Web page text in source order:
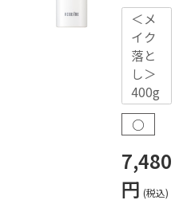
＜メ
イク
落と
し＞
400g
○
7,480
円